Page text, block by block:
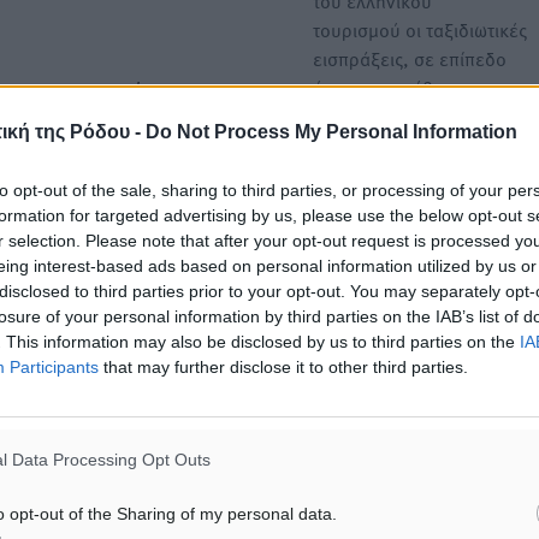
της Ρόδου - Do Not Process My Personal Information
opt-out of the sale, sharing to third parties, or processing of your
for targeted advertising by us, please use the below opt-out
selection. Please note that after your opt-out request is processed
interest-based ads based on personal information utilized by us
to third parties prior to your opt-out. You may separately
of your personal information by third parties on the IAB’s list of
This information may also be disclosed by us to third parties on the
Participants that may further disclose it to other third parties.
Data Processing Opt Outs
opt-out of the Sharing of my personal data.
στην αύξηση της
καθώς η μέση δαπάνη
από την παροχή
το έλλειμμα του
στο σύνολο των καθαρών
εισπράξεις
μήνα του 2023.
εισπράξεις από
στα 1.112,2
τουρισμού οι ταξιδιωτικές
εισπράξεις, σε επίπεδο
έτους, υπερέβησαν τα…
εκατ. αφίξεις και
εισπράξεις πάνω από 22,5
ευρώ το 2025
Ο ελληνικός τουρισμός
ολοκληρώνει ακόμη
μια απαιτητική αλλά
χρονιά, με ισχυρές